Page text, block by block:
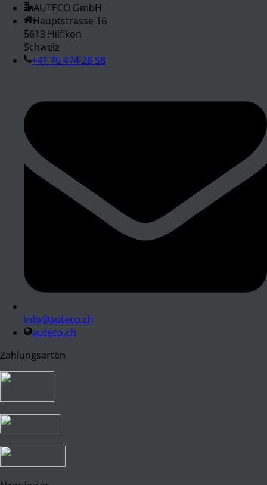
AUTECO GmbH
Hauptstrasse 16
5613 Hilfikon
Schweiz
+41 76 474 28 58
info@auteco.ch
auteco.ch
Zahlungsarten